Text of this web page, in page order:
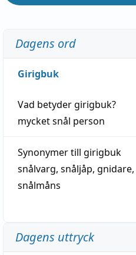
Dagens ord
Girigbuk
Vad betydergirigbuk?
mycketsnål person
Synonymer till girigbuk
snålvarg, snåljåp, gnidare,
snålmåns
Dagens uttryck